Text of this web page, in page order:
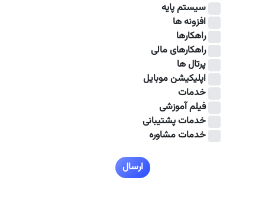
سیستم پایه
افزونه ها
راهکارها
راهکارهای مالی
پرتال ها
اپلیکیشن موبایل
خدمات
فیلم آموزشی
خدمات پشتیبانی
خدمات مشاوره
ارسال